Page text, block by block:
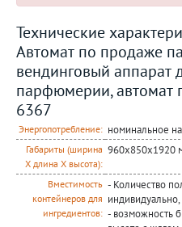
Технические
Автомат по продаже
вендинговый аппарат
парфюмерии, автомат
6367
Энергопотребление: номинальное
Габариты (ширина
Х длина Х высота):
960x850x1920
Вместимость
контейнеров для
ингредиентов:
- Количество
- возможность